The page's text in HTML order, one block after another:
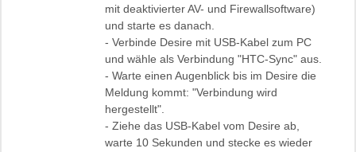
mit deaktivierter AV- und Firewallsoftware)
und starte es danach.
- Verbinde Desire mit USB-Kabel zum PC
und wähle als Verbindung "HTC-Sync" aus.
- Warte einen Augenblick bis im Desire die
Meldung kommt: "Verbindung wird
hergestellt".
- Ziehe das USB-Kabel vom Desire ab,
warte 10 Sekunden und stecke es wieder